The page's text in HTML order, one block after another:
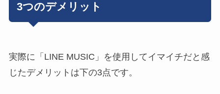
3つのデメリット
実際に「LINE MUSIC」を使用してイマイチだと感
じたデメリットは下の3点です。